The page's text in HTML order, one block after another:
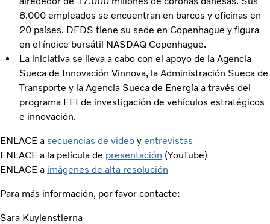
8.000 empleados se encuentran en barcos y oficinas en
20 países. DFDS tiene su sede en Copenhague y figura
en el índice bursátil NASDAQ Copenhague.
La iniciativa se lleva a cabo con el apoyo de la Agencia
Sueca de Innovación Vinnova, la Administración Sueca de
Transporte y la Agencia Sueca de Energía a través del
programa FFI de investigación de vehí­culos estratégicos
e innovación.
ENLACE a secuencias de video y entrevistas
ENLACE a la película de presentación (YouTube)
ENLACE a imágenes de alta resolución
Para más información, por favor contacte:
Sara Kuylenstierna